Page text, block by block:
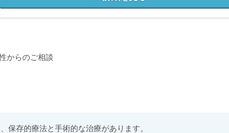
からのご相談
保存的療法と手術的な治療があります。